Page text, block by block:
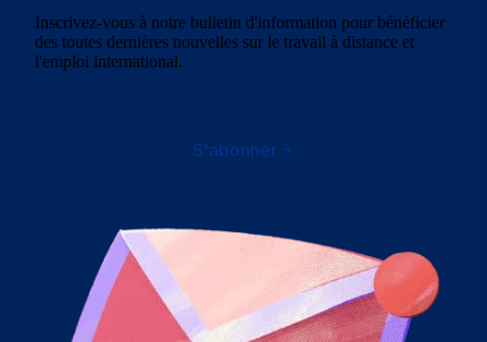
Inscrivez-vous à notre bulletin d'information pour bénéficier
des toutes dernières nouvelles sur le travail à distance et
l'emploi international.
S'abonner